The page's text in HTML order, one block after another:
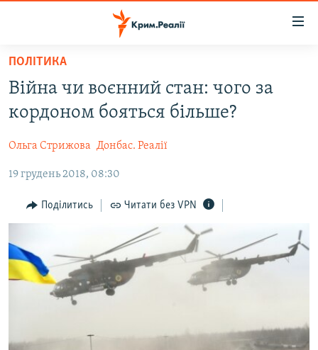
Перейти
основного
матеріалу
Перейти
до
навігації
Перейти
ВІДЕО ТА ФОТО
ПОЛІТИКА
БЛОГИ
ПОГЛЯД
ВСЕ ЗА ДЕНЬ
СПЕЦПРОЕКТИ
ДЕПОРТАЦІЯ
ЯК ОБІЙТИ БЛОКУВАННЯ
Русский
ПОЛІТИКА
Війна чи воєнний стан: чого за
кордоном бояться більше?
Ольга Стрижова Донбас. Реалії
19 грудень 2018, 08:30
Поділитись Читати без VPN